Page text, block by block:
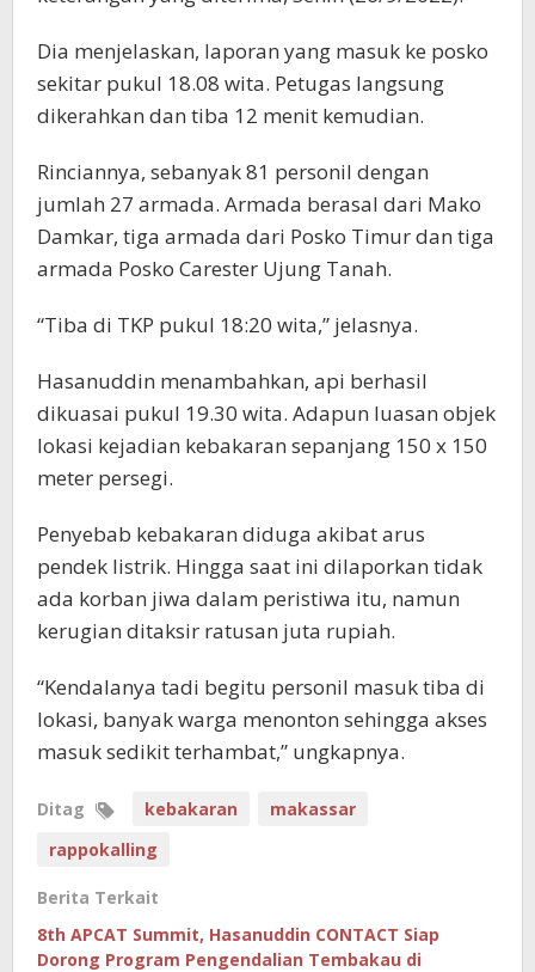
Dia menjelaskan, laporan yang masuk ke posko
sekitar pukul 18.08 wita. Petugas langsung
dikerahkan dan tiba 12 menit kemudian.
Rinciannya, sebanyak 81 personil dengan
jumlah 27 armada. Armada berasal dari Mako
Damkar, tiga armada dari Posko Timur dan tiga
armada Posko Carester Ujung Tanah.
“Tiba di TKP pukul 18:20 wita,” jelasnya.
Hasanuddin menambahkan, api berhasil
dikuasai pukul 19.30 wita. Adapun luasan objek
lokasi kejadian kebakaran sepanjang 150 x 150
meter persegi.
Penyebab kebakaran diduga akibat arus
pendek listrik. Hingga saat ini dilaporkan tidak
ada korban jiwa dalam peristiwa itu, namun
kerugian ditaksir ratusan juta rupiah.
“Kendalanya tadi begitu personil masuk tiba di
lokasi, banyak warga menonton sehingga akses
masuk sedikit terhambat,” ungkapnya.
Ditag kebakaran
makassar
rappokalling
Berita Terkait
8th APCAT Summit, Hasanuddin CONTACT Siap
Dorong Program Pengendalian Tembakau di